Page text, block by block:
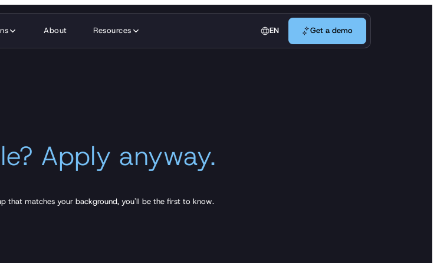
About Resources EN
Get a demo
Get a demo
Apply anyway.
that matches your background, you'll be the first to know.